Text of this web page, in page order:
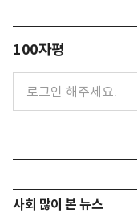
100자평
사회 많이 본 뉴스